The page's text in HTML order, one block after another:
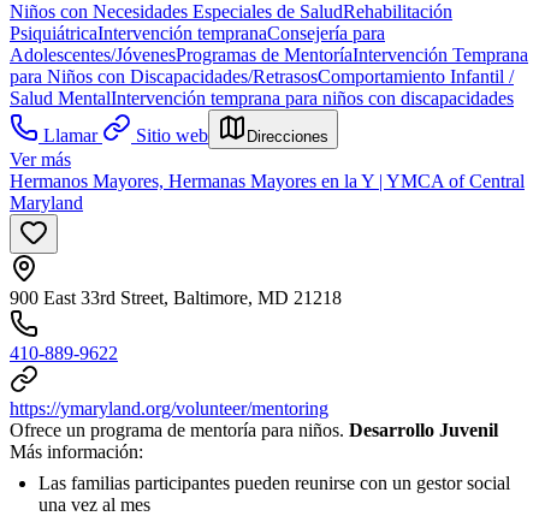
Niños con Necesidades Especiales de SaludRehabilitación
PsiquiátricaIntervención tempranaConsejería para
Adolescentes/JóvenesProgramas de MentoríaIntervención Temprana
para Niños con Discapacidades/RetrasosComportamiento Infantil /
Salud MentalIntervención temprana para niños con discapacidades
Llamar
Sitio web Direcciones
Ver más
Hermanos Mayores, Hermanas Mayores en la Y | YMCA of Central
Maryland
900 East 33rd Street, Baltimore, MD 21218
410-889-9622
https://ymaryland.org/volunteer/mentoring
Ofrece un programa de mentoría para niños. Desarrollo Juvenil
Más información:
Las familias participantes pueden reunirse con un gestor social
una vez al mes